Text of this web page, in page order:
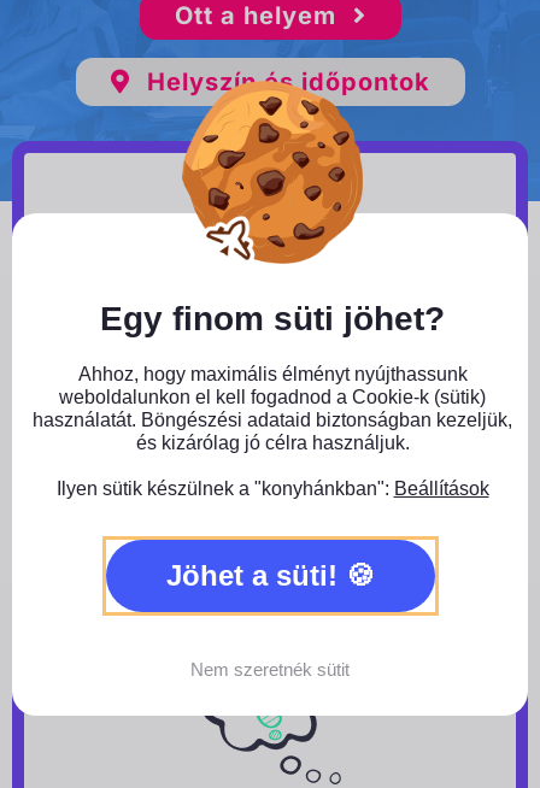
Ott a helyem
Helyszín és időpontok
Közeleg az érettségi,
Te pedig tövig rágod a körmödet,
mert…
a COVID alatti online oktatással nem igazán
jött át a tananyag?
Egy finom süti jöhet?
Ahhoz, hogy maximális élményt nyújthassunk
weboldalunkon el kell fogadnod a Cookie-k (sütik)
használatát. Böngészési adataid biztonságban kezeljük,
és kizárólag jó célra használjuk.
Ilyen sütik készülnek a "konyhánkban": Beállítások
Jöhet a süti!
Nem szeretnék sütit
Close GDPR Cookie Banner